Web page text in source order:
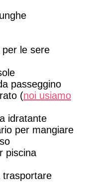
le sere
passeggino
(noi usiamo
idratante
per mangiare
piscina
trasportare